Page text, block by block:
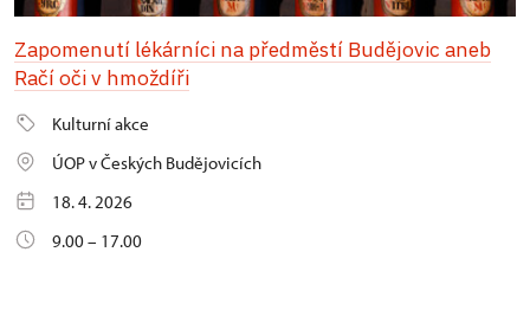
Zapomenutí lékárníci na předměstí Budějovic aneb
Račí oči v hmoždíři
Kulturní akce
ÚOP v Českých Budějovicích
18. 4. 2026
9.00 – 17.00